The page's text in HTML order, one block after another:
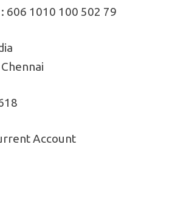
606 1010 100 502 79
Account